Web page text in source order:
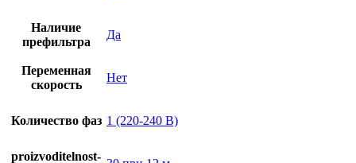
Наличие
префильтра
Да
Переменная
скорость
Нет
Количество фаз 1 (220-240 В)
proizvoditelnost-